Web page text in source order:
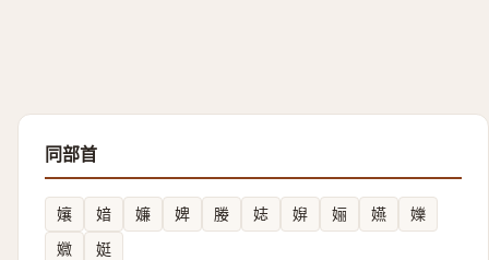
同部首
孃 㛺 嬚 婢 媵 娡 㜒 㛤 嬿
㜰
㜫
娗